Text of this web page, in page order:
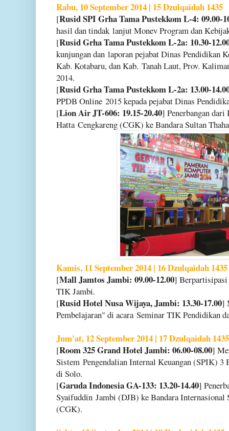
Rabu, 10 September 2014 | 15 Dzulqaidah 1435
[Rusid SPI Grha Tama Pustekkom L-4: 09.00-
hasil dan tindak lanjut Monev Program dan
[Rusid Grha Tama Pustekkom L-2a: 10.30-
kunjungan dan laporan pejabat Dinas Pendidikan
Kab. Kotabaru, dan Kab. Tanah Laut, Prov.
2014.
[Rusid Grha Tama Pustekkom L-2a: 13.00-
PPDB Online 2015 kepada pejabat Dinas
[Lion Air JT-606: 19.15-20.40] Penerbangan
Hatta Cengkareng (CGK) ke Bandara Sultan
Kamis, 11 September 2014 | 16 Dzulqaidah 1435
[Mall Jamtos Jambi: 09.00-12.00] Berpartisipasi
TIK Jambi.
[Rusid Hotel Nusa Wijaya, Jambi: 13.30-17.00]
Pembelajaran" di acara Seminar TIK Pendidikan
Jum'at, 12 September 2014 | 17 Dzulqaidah 1435
[Room 325 Grand Hotel Jambi: 06.00-08.00]
Sistem Pengendalian Internal Keuangan (SPIK)
di Solo.
[Garuda Indonesia GA-133: 13.20-14.40]
Syaifuddin Jambi (DJB) ke Bandara Internasional
(CGK).